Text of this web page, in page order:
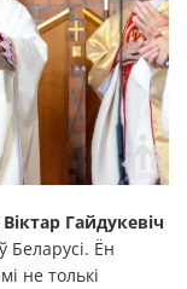
Віктар Гайдукевіч
Беларусі. Ён
не толькі